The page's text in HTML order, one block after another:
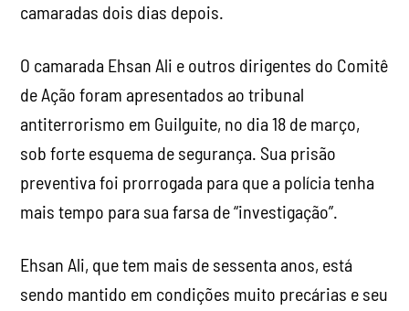
camaradas dois dias depois.
O camarada Ehsan Ali e outros dirigentes do Comitê
de Ação foram apresentados ao tribunal
antiterrorismo em Guilguite, no dia 18 de março,
sob forte esquema de segurança. Sua prisão
preventiva foi prorrogada para que a polícia tenha
mais tempo para sua farsa de “investigação”.
Ehsan Ali, que tem mais de sessenta anos, está
sendo mantido em condições muito precárias e seu